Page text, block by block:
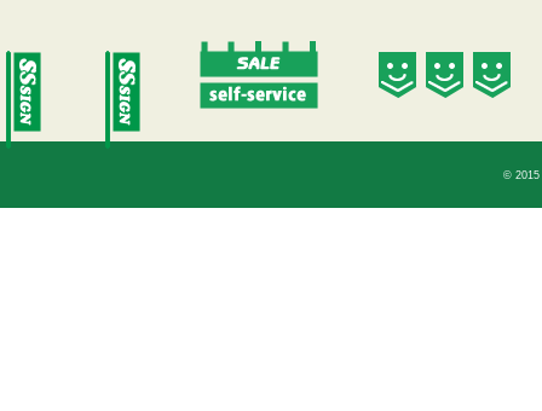
© 2015